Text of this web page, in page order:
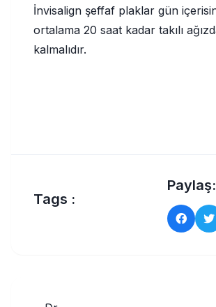
İnvisalign şeffaf plaklar gün
ortalama 20 saat kadar takılı
kalmalıdır.
Tags :
Paylaş: